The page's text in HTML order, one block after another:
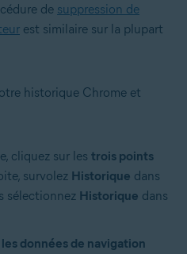
de suppression de
est similaire sur la plupart
historique Chrome et
cliquez sur les trois points
survolez Historique dans
sélectionnez Historique dans
données de navigation